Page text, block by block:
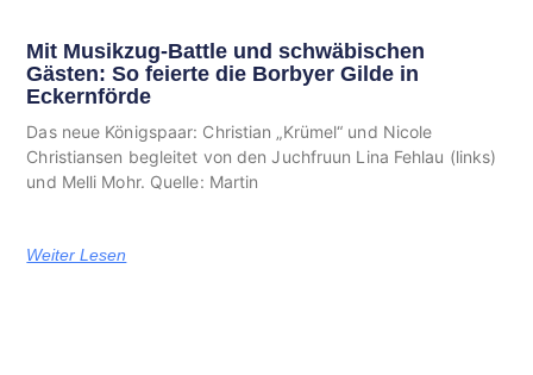
Mit Musikzug-Battle und schwäbischen
Gästen: So feierte die Borbyer Gilde in
Eckernförde
Das neue Königspaar: Christian „Krümel“ und Nicole
Christiansen begleitet von den Juchfruun Lina Fehlau (links)
und Melli Mohr. Quelle: Martin
Weiter Lesen